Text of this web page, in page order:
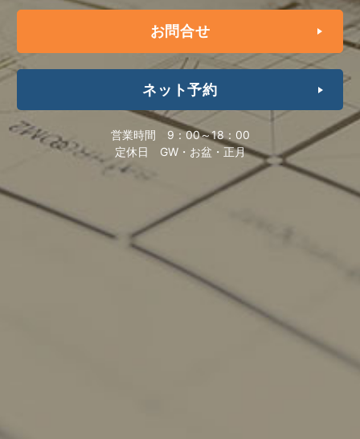
お問合せ
ネット予約
営業時間 9：00～18：00
定休日 GW・お盆・正月